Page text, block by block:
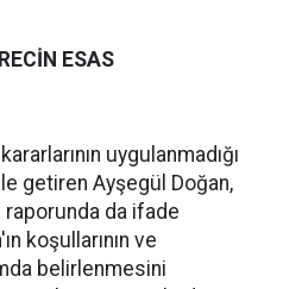
ESAS
uygulanmadığı
getiren Ayşegül Doğan,
da ifade
koşullarının ve
belirlenmesini